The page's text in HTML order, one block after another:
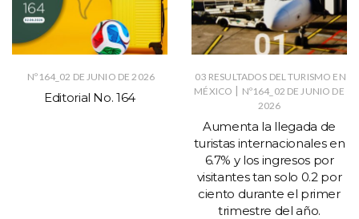
Nº164_02 DE JUNIO DE 2026
Editorial No. 164
03 RESULTADOS DEL TURISMO EN
MÉXICO
Nº164_02 DE JUNIO DE
2026
Aumenta la llegada de
turistas internacionales en
6.7% y los ingresos por
visitantes tan solo 0.2 por
ciento durante el primer
trimestre del año.